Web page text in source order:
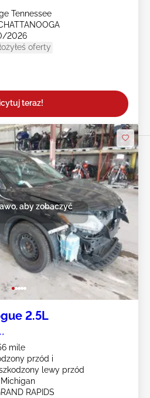
Tennessee
2026
oferty
teraz!
aby zobaczyć
2.5L
mile
przód i
lewy przód
RAPIDS